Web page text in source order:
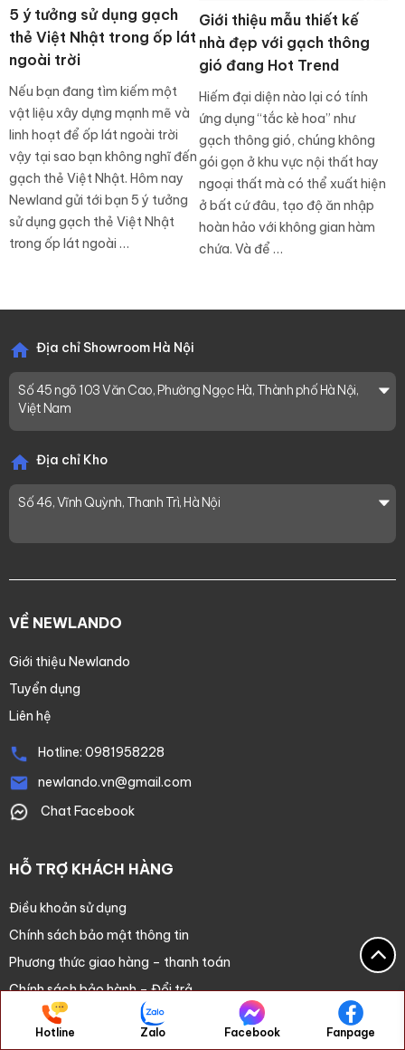
5 ý tưởng sử dụng gạch
thẻ Việt Nhật trong ốp lát
ngoài trời
Nếu bạn đang tìm kiếm một
vật liệu xây dựng mạnh mẽ và
linh hoạt để ốp lát ngoài trời
vậy tại sao bạn không nghĩ đến
gạch thẻ Việt Nhật. Hôm nay
Newland gửi tới bạn 5 ý tưởng
sử dụng gạch thẻ Việt Nhật
trong ốp lát ngoài …
Giới thiệu mẫu thiết kế
nhà đẹp với gạch thông
gió đang Hot Trend
Hiếm đại diện nào lại có tính
ứng dụng “tắc kè hoa” như
gạch thông gió, chúng không
gói gọn ở khu vực nội thất hay
ngoại thất mà có thể xuất hiện
ở bất cứ đâu, tạo độ ăn nhập
hoàn hảo với không gian hàm
chứa. Và để …
Địa chỉ Showroom Hà Nội
Số 45 ngõ 103 Văn Cao, Phường Ngọc Hà, Thành phố Hà Nội,
Việt Nam
Địa chỉ Kho
Số 46, Vĩnh Quỳnh, Thanh Trì, Hà Nội
VỀ NEWLANDO
Giới thiệu Newlando
Tuyển dụng
Liên hệ
Hotline: 0981958228
newlando.vn@gmail.com
Chat Facebook
HỖ TRỢ KHÁCH HÀNG
Điều khoản sử dụng
Chính sách bảo mật thông tin
Phương thức giao hàng – thanh toán
Chính sách bảo hành – Đổi trả
Hotline Zalo Facebook Fanpage